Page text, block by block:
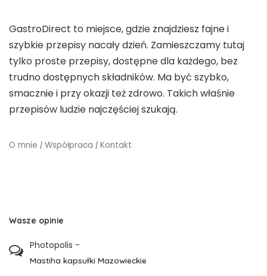
GastroDirect to miejsce, gdzie znajdziesz fajne i
szybkie przepisy nacały dzień. Zamieszczamy tutaj
tylko proste przepisy, dostępne dla każdego, bez
trudno dostępnych składników. Ma być szybko,
smacznie i przy okazji też zdrowo. Takich właśnie
przepisów ludzie najczęściej szukają.
O mnie | Współpraca | Kontakt
Wasze opinie
Photopolis -
Mastiha kapsułki Mazowieckie